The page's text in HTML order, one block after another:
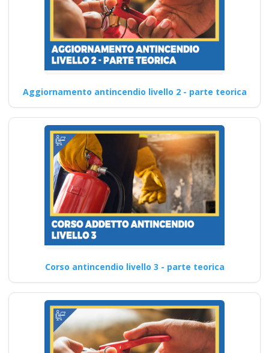
Aggiornamento antincendio livello 2 - parte teorica
Corso antincendio livello 3 - parte teorica